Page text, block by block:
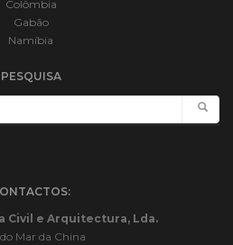
Colômbia
Gabão
Namíbia
PESQUISA
Civil e Arquitectura, Lda.
Mar da China